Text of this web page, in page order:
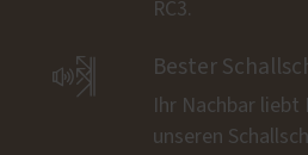
RC3.
 Bester
Ihr Nachbar liebt
unseren